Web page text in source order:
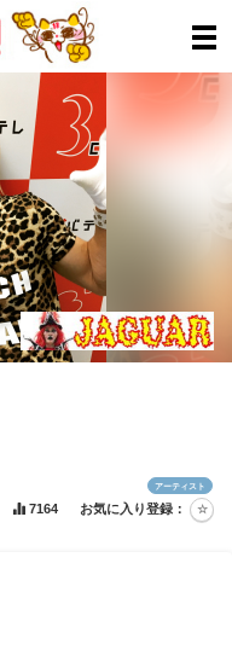
アーティスト
7164 お気に入り登録：